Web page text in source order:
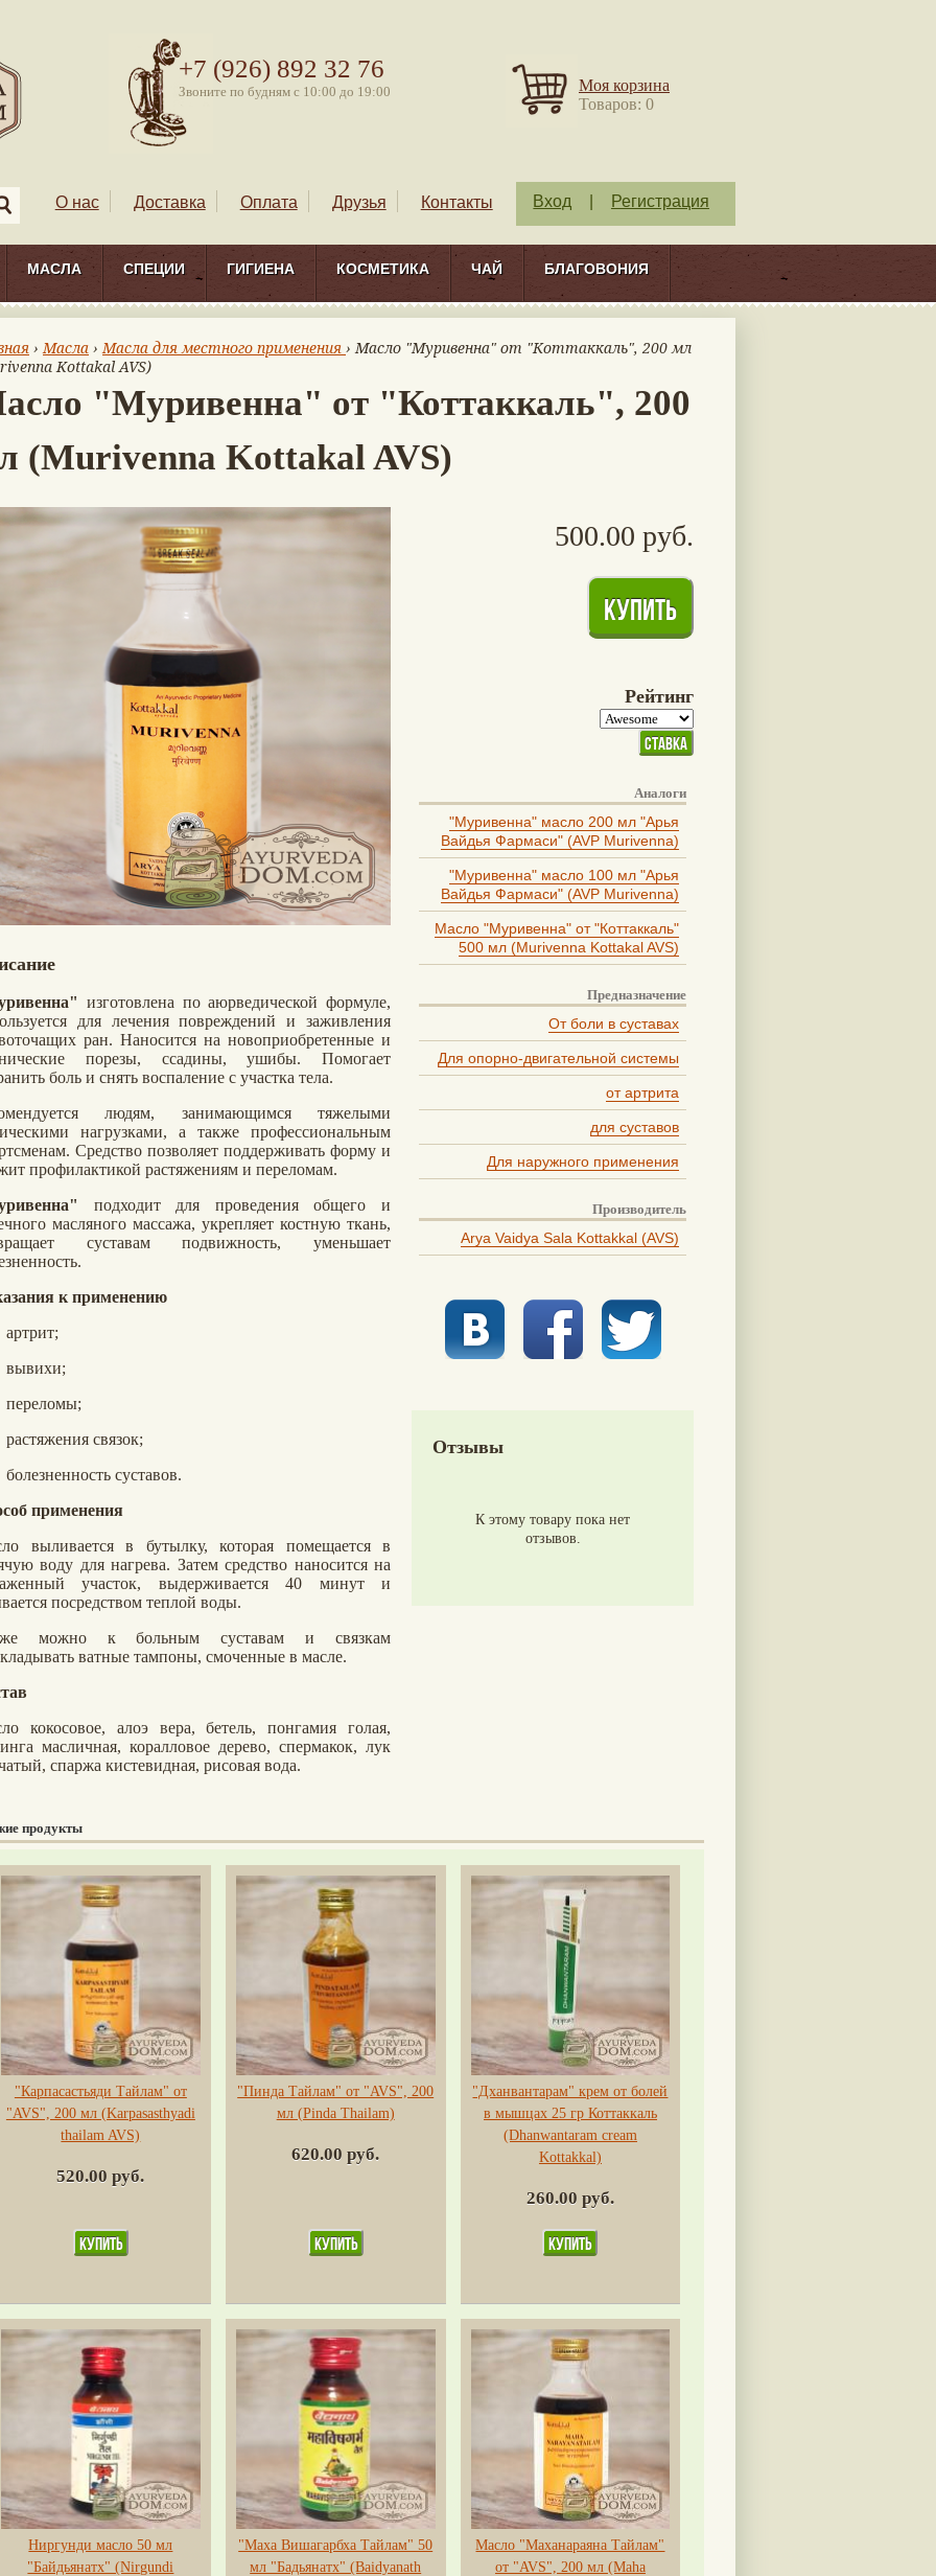
+7 (926) 892 32 76
Звоните по будням с 10:00 до 19:00
Моя корзина
Товаров: 0
О нас Доставка Оплата Друзья Контакты Вход Регистрация
МАСЛА СПЕЦИИ ГИГИЕНА КОСМЕТИКА ЧАЙ БЛАГОВОНИЯ
›Масла ›Масла для местного применения › Масло "Муривенна" от "Коттаккаль", 200 мл
Kottakal AVS)
"Муривенна" от "Коттаккаль", 200
(Murivenna Kottakal AVS)
изготовлена по аюрведической формуле,
для лечения повреждений и заживления
ран. Наносится на новоприобретенные и
порезы, ссадины, ушибы. Помогает
боль и снять воспаление с участка тела.
людям, занимающимся тяжелыми
нагрузками, а также профессиональным
Средство позволяет поддерживать форму и
профилактикой растяжениям и переломам.
подходит для проведения общего и
масляного массажа, укрепляет костную ткань,
суставам подвижность, уменьшает
к применению
артрит;
вывихи;
переломы;
растяжения связок;
болезненность суставов.
применения
выливается в бутылку, которая помещается в
воду для нагрева. Затем средство наносится на
участок, выдерживается 40 минут и
посредством теплой воды.
можно к больным суставам и связкам
ватные тампоны, смоченные в масле.
кокосовое, алоэ вера, бетель, понгамия голая,
масличная, коралловое дерево, спермакок, лук
спаржа кистевидная, рисовая вода.
500.00 руб.
Рейтинг
Аналоги
"Муривенна" масло 200 мл "Арья
Вайдья Фармаси" (AVP Murivenna)
"Муривенна" масло 100 мл "Арья
Вайдья Фармаси" (AVP Murivenna)
Масло "Муривенна" от "Коттаккаль"
500 мл (Murivenna Kottakal AVS)
Предназначение
От боли в суставах
Для опорно-двигательной системы
от артрита
для суставов
Для наружного применения
Производитель
Arya Vaidya Sala Kottakkal (AVS)
Отзывы
К этому товару пока нет
отзывов.
продукты
"Карпасастьяди Тайлам" от
"AVS", 200 мл (Karpasasthyadi
thailam AVS)
520.00 руб.
"Пинда Тайлам" от "AVS", 200
мл (Pinda Thailam)
620.00 руб.
"Дханвантарам" крем от болей
в мышцах 25 гр Коттаккаль
(Dhanwantaram cream
Kottakkal)
260.00 руб.
Ниргунди масло 50 мл
"Байдьянатх" (Nirgundi
"Маха Вишагарбха Тайлам" 50
мл "Бадьянатх" (Baidyanath
Масло "Маханараяна Тайлам"
от "AVS", 200 мл (Maha